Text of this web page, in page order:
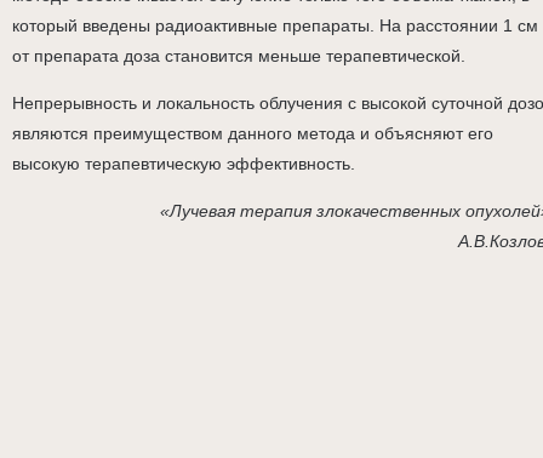
который введены радиоактивные препараты. На расстоянии 1 см
от препарата доза становится меньше терапевтической.
Непрерывность и локальность облучения с высокой суточной
являются преимуществом данного метода и объясняют его
высокую терапевтическую эффективность.
«Лучевая терапия злокачественных